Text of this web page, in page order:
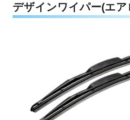
デザインワイパー(エ